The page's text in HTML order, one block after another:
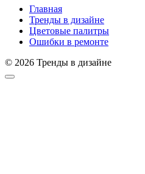
Главная
Тренды в дизайне
Цветовые палитры
Ошибки в ремонте
© 2026 Тренды в дизайне